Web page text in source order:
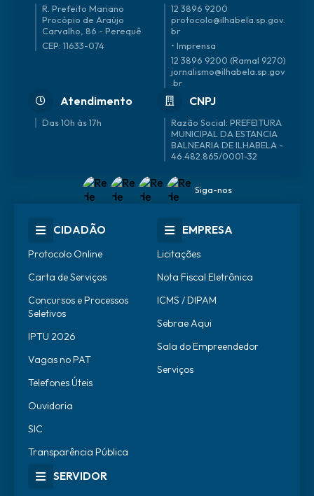
R. Prefeito Mariano
Procópio de Araújo
Carvalho, 86 - Perequê
CEP: 11633-074
12 3896 9200
protocolo@ilhabela.sp.gov.
br
• Imprensa
12 3896 9200 (Ramal 9270)
jornalismo@ilhabela.sp.gov
.br
Atendimento
Das 10h às 17h
CNPJ
46.482.865/0001-32
Siga-nos
CIDADÃO
Protocolo Online
Carta de Serviços
Concursos e Processos
Seletivos
IPTU 2026
Vagas no PAT
Telefones Úteis
Ouvidoria
SIC
Transparência Pública
EMPRESA
Licitações
Nota Fiscal Eletrônica
ICMS / DIPAM
Sebrae Aqui
Sala do Empreendedor
Serviços
SERVIDOR